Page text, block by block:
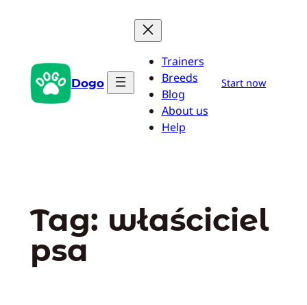
Dogo
Trainers
Breeds
Blog
About us
Help
Start now
Tag: właściciel
psa